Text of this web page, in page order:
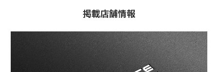
掲載店舗情報